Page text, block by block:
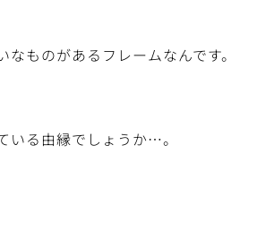
なものがあるフレームなんです。
いる由縁でしょうか…。